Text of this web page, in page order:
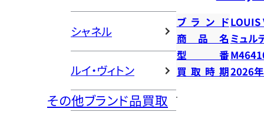
シャネル
ルイ・ヴィトン
その他ブランド品買取
ブランドLOUIS
商品名 ミュル
型番
買取時期2026